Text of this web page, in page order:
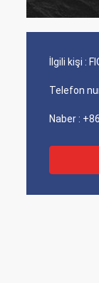
şey en iyi
kaliteli
compnay
İlgili kişi :
Telefon
Naber :